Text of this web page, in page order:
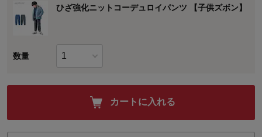
ひざ強化ニットコーデュロイパンツ 【子供ズボン】
数量
カートに入れる